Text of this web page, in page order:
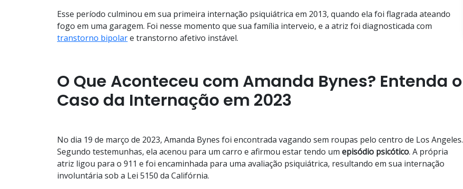
Esse período culminou em sua primeira internação psiquiátrica em 2013, quando ela foi flagrada ateando
fogo em uma garagem. Foi nesse momento que sua família interveio, e a atriz foi diagnosticada com
transtorno bipolare transtorno afetivo instável.
O Que Aconteceu com Amanda Bynes? Entenda o
Caso da Internação em 2023
No dia 19 de março de 2023, Amanda Bynes foi encontrada vagando sem roupas pelo centro de Los Angeles.
Segundo testemunhas, ela acenou para um carro e afirmou estar tendo um episódio psicótico. A própria
atriz ligou para o 911 e foi encaminhada para uma avaliação psiquiátrica, resultando em sua internação
involuntária sob a Lei 5150 da Califórnia.